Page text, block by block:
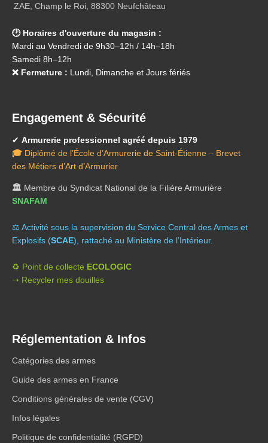
ZAE, Champ le Roi, 88300 Neufchâteau
🕑 Horaires d'ouverture du magasin :
Mardi au Vendredi de 9h30–12h / 14h–18h
Samedi 8h–12h
❌ Fermeture : Lundi, Dimanche et Jours fériés
Engagement & Sécurité
✔ Armurerie professionnel agréé depuis 1979
🎓 Diplômé de l’École d’Armurerie de Saint-Étienne – Brevet
des Métiers d’Art d’Armurier
🏛️ Membre du Syndicat National de la Filière Armurière
SNAFAM
⚖️ Activité sous la supervision du Service Central des Armes et
Explosifs (SCAE), rattaché au Ministère de l’Intérieur.
♻️ Point de collecte ECOLOGIC
➝ Recycler mes douilles
Réglementation & Infos
Catégories des armes
Guide des armes en France
Conditions générales de vente (CGV)
Infos légales
Politique de confidentialité (RGPD)